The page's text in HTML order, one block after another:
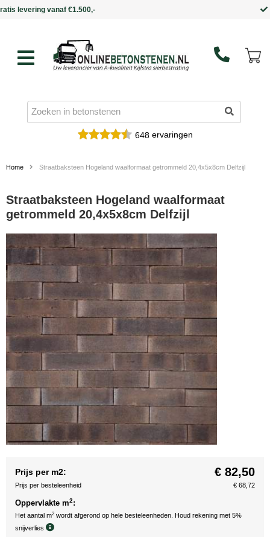
Binnen 5 werkdagen in huis
648ervaringen
Home Straatbaksteen Hogeland waalformaat getrommeld 20,4x5x8cm Delfzijl
Straatbaksteen Hogeland waalformaat
getrommeld 20,4x5x8cm Delfzijl
Prijs per m2: € 82,50
Prijs per besteleenheid € 68,72
Oppervlakte m2:
Het aantal m2 wordt afgerond op hele besteleenheden. Houd rekening met 5%
snijverlies